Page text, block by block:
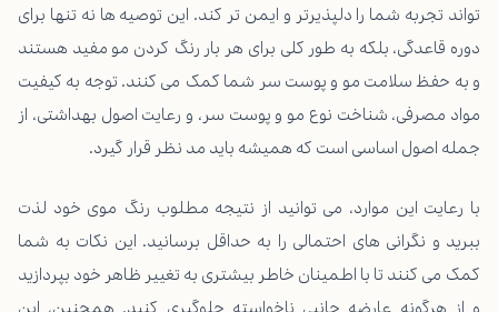
تواند تجربه شما را دلپذیرتر و ایمن تر کند. این توصیه ها نه تنها برای
دوره قاعدگی، بلکه به طور کلی برای هر بار رنگ کردن مو مفید هستند
و به حفظ سلامت مو و پوست سر شما کمک می کنند. توجه به کیفیت
مواد مصرفی، شناخت نوع مو و پوست سر، و رعایت اصول بهداشتی، از
جمله اصول اساسی است که همیشه باید مد نظر قرار گیرد.
با رعایت این موارد، می توانید از نتیجه مطلوب رنگ موی خود لذت
ببرید و نگرانی های احتمالی را به حداقل برسانید. این نکات به شما
کمک می کنند تا با اطمینان خاطر بیشتری به تغییر ظاهر خود بپردازید